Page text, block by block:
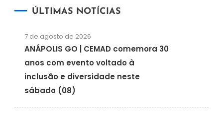
ÚLTIMAS NOTÍCIAS
7 de agosto de 2026
ANÁPOLIS GO | CEMAD comemora 30
anos com evento voltado à
inclusão e diversidade neste
sábado (08)